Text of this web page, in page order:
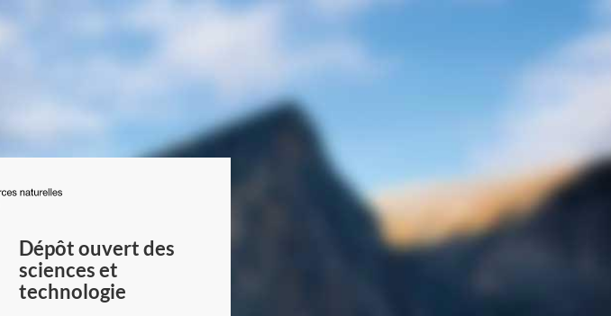
du
Canada
Dépôt ouvert des
sciences et
technologie